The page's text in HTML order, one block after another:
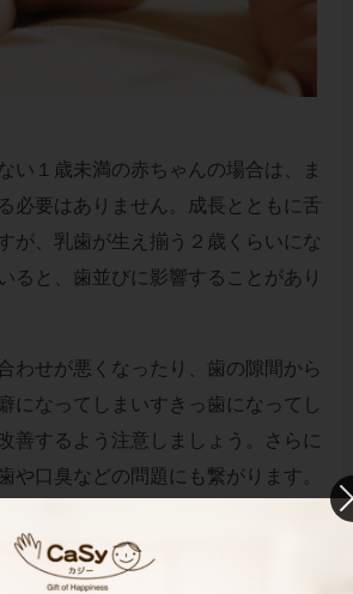
い１歳未満の赤ちゃんの場合は、ま
必要はありません。成長とともに舌
が、乳歯が生え揃う２歳くらいにな
ると、歯並びに影響することがあり
わせが悪くなったり、歯の隙間から
になってしまいすきっ歯になってし
善するよう注意しましょう。さらに
や口臭などの問題にも繋がります。
いいですね。